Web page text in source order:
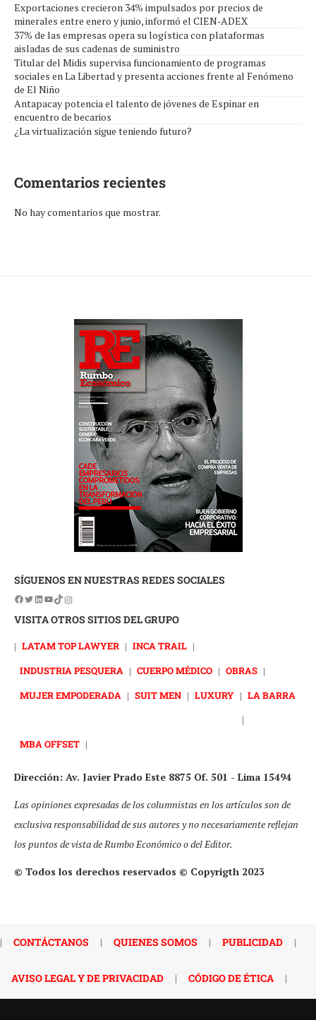
Exportaciones crecieron 34% impulsados por precios de
minerales entre enero y junio, informó el CIEN-ADEX
37% de las empresas opera su logística con plataformas
aisladas de sus cadenas de suministro
Titular del Midis supervisa funcionamiento de programas
sociales en La Libertad y presenta acciones frente al Fenómeno
de El Niño
Antapacay potencia el talento de jóvenes de Espinar en
encuentro de becarios
¿La virtualización sigue teniendo futuro?
Comentarios recientes
No hay comentarios que mostrar.
SÍGUENOS EN NUESTRAS REDES SOCIALES
VISITA OTROS SITIOS DEL GRUPO
| LATAM TOP LAWYER | INCA TRAIL |
INDUSTRIA PESQUERA | CUERPO MÉDICO | OBRAS |
MUJER EMPODERADA | SUIT MEN | LUXURY | LA BARRA
|
MBA OFFSET |
Dirección: Av. Javier Prado Este 8875 Of. 501 - Lima 15494
Las opiniones expresadas de los columnistas en los artículos son de
exclusiva responsabilidad de sus autores y no necesariamente reflejan
los puntos de vista de Rumbo Económico o del Editor.
© Todos los derechos reservados © Copyrigth 2023
| CONTÁCTANOS | QUIENES SOMOS | PUBLICIDAD |
AVISO LEGAL Y DE PRIVACIDAD | CÓDIGO DE ÉTICA |